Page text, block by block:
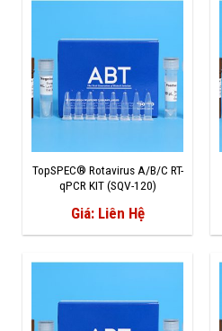
TopSPEC® Rotavirus A/B/C RT-
qPCR KIT (SQV-120)
Giá: Liên Hệ